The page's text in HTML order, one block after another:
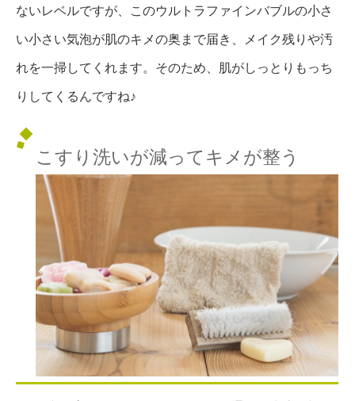
ないレベルですが、このウルトラファインバブルの小さ
い小さい気泡が肌のキメの奥まで届き、メイク残りや汚
れを一掃してくれます。そのため、肌がしっとりもっち
りしてくるんですね♪
こすり洗いが減ってキメが整う